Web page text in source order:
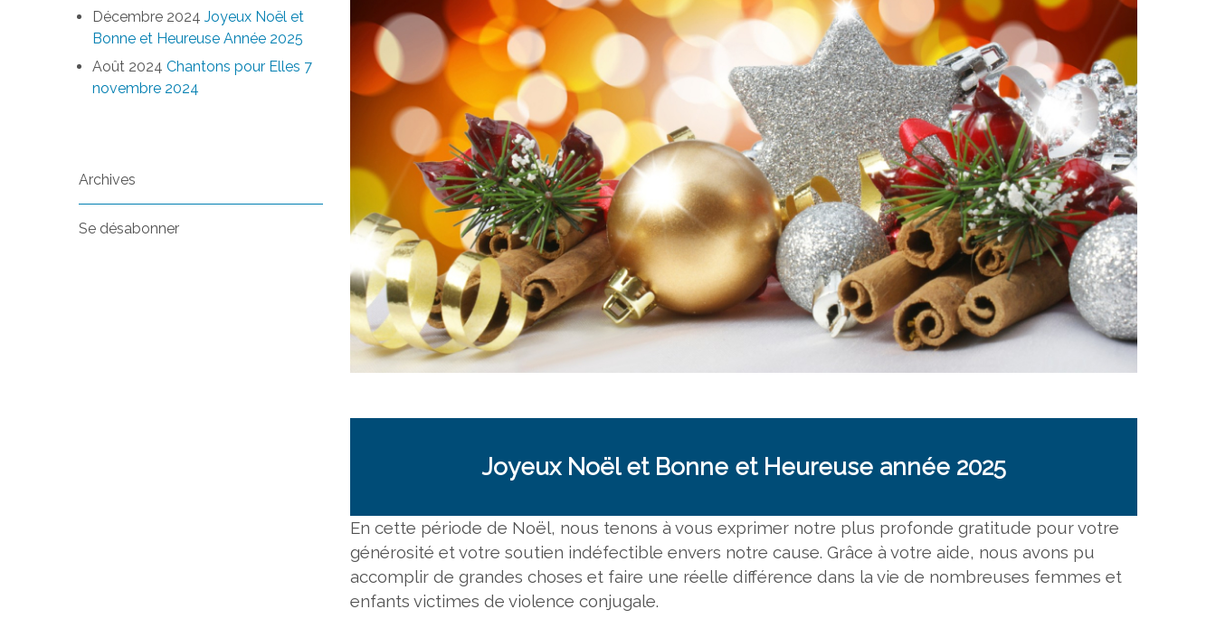
Décembre 2024 Joyeux Noël et
Bonne et Heureuse Année 2025
Août 2024 Chantons pour Elles 7
novembre 2024
Archives
Se désabonner
Joyeux Noël et Bonne et Heureuse année 2025
En cette période de Noël, nous tenons à vous exprimer notre plus profonde gratitude pour votre
générosité et votre soutien indéfectible envers notre cause. Grâce à votre aide, nous avons pu
accomplir de grandes choses et faire une réelle différence dans la vie de nombreuses femmes et
enfants victimes de violence conjugale.